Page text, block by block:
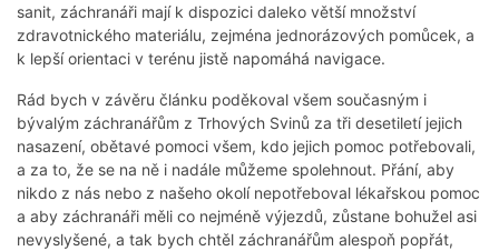
sanit, záchranáři mají k dispozici daleko větší množství
zdravotnického materiálu, zejména jednorázových pomůcek, a
k lepší orientaci v terénu jistě napomáhá navigace.
Rád bych v závěru článku poděkoval všem současným i
bývalým záchranářům z Trhových Svinů za tři desetiletí jejich
nasazení, obětavé pomoci všem, kdo jejich pomoc potřebovali,
a za to, že se na ně i nadále můžeme spolehnout. Přání, aby
nikdo z nás nebo z našeho okolí nepotřeboval lékařskou pomoc
a aby záchranáři měli co nejméně výjezdů, zůstane bohužel asi
nevyslyšené, a tak bych chtěl záchranářům alespoň popřát,